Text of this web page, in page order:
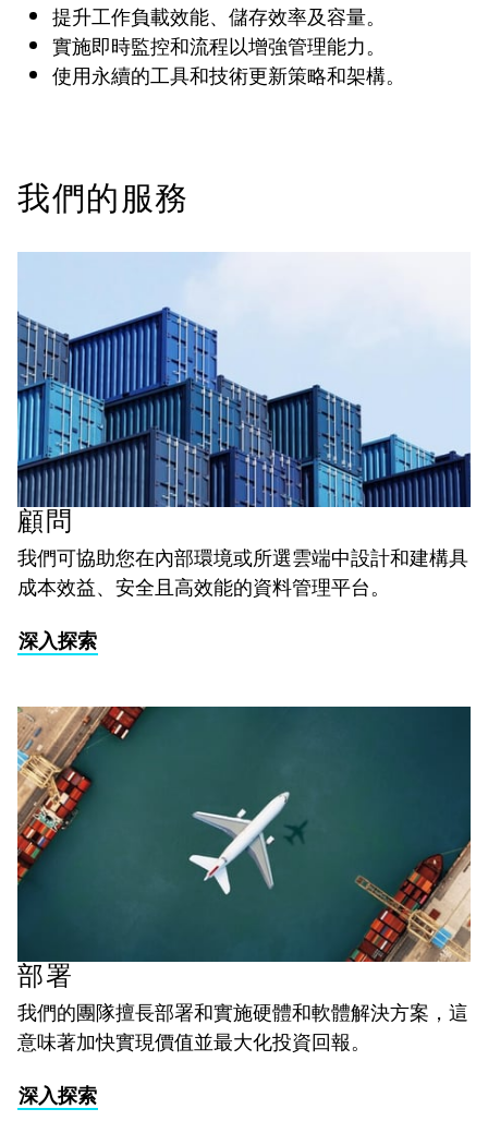
提升工作負載效能、儲存效率及容量。
實施即時監控和流程以增強管理能力。
使用永續的工具和技術更新策略和架構。
我們的服務
顧問
我們可協助您在內部環境或所選雲端中設計和建構具
成本效益、安全且高效能的資料管理平台。
深入探索
部署
我們的團隊擅長部署和實施硬體和軟體解決方案，這
意味著加快實現價值並最大化投資回報。
深入探索